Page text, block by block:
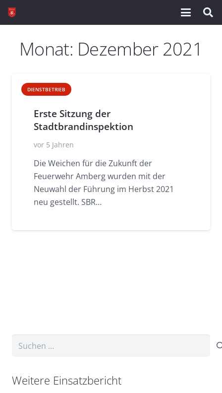
Monat: Dezember 2021
DIENSTBETRIEB
Erste Sitzung der
Stadtbrandinspektion
vor 5 Jahren
Die Weichen für die Zukunft der
Feuerwehr Amberg wurden mit der
Neuwahl der Führung im Herbst 2021
neu gestellt. SBR…
Suchen
Weitere Einsatzbericht